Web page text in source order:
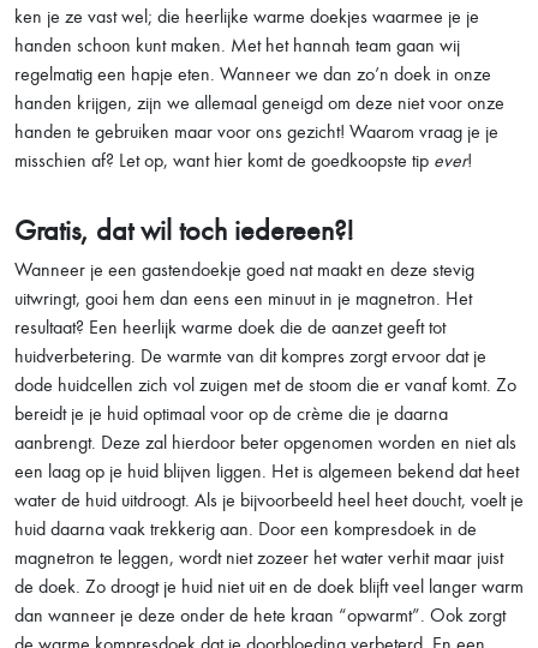
ken je ze vast wel; die heerlijke warme doekjes waarmee je je
handen schoon kunt maken. Met het hannah team gaan wij
regelmatig een hapje eten. Wanneer we dan zo’n doek in onze
handen krijgen, zijn we allemaal geneigd om deze niet voor onze
handen te gebruiken maar voor ons gezicht! Waarom vraag je je
misschien af? Let op, want hier komt de goedkoopste tip ever!
Gratis, dat wil toch iedereen?!
Wanneer je een gastendoekje goed nat maakt en deze stevig
uitwringt, gooi hem dan eens een minuut in je magnetron. Het
resultaat? Een heerlijk warme doek die de aanzet geeft tot
huidverbetering. De warmte van dit kompres zorgt ervoor dat je
dode huidcellen zich vol zuigen met de stoom die er vanaf komt. Zo
bereidt je je huid optimaal voor op de crème die je daarna
aanbrengt. Deze zal hierdoor beter opgenomen worden en niet als
een laag op je huid blijven liggen. Het is algemeen bekend dat heet
water de huid uitdroogt. Als je bijvoorbeeld heel heet doucht, voelt je
huid daarna vaak trekkerig aan. Door een kompresdoek in de
magnetron te leggen, wordt niet zozeer het water verhit maar juist
de doek. Zo droogt je huid niet uit en de doek blijft veel langer warm
dan wanneer je deze onder de hete kraan “opwarmt”. Ook zorgt